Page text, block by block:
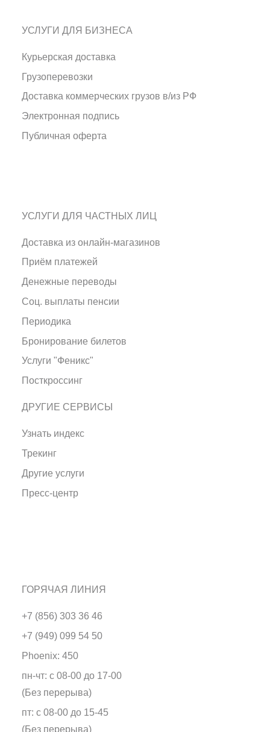
УСЛУГИ ДЛЯ БИЗНЕСА
Курьерская доставка
Грузоперевозки
Доставка коммерческих грузов в/из РФ
Электронная подпись
Публичная оферта
УСЛУГИ ДЛЯ ЧАСТНЫХ ЛИЦ
Доставка из онлайн-магазинов
Приём платежей
Денежные переводы
Соц. выплаты пенсии
Периодика
Бронирование билетов
Услуги "Феникс"
Посткроссинг
ДРУГИЕ СЕРВИСЫ
Узнать индекс
Трекинг
Другие услуги
Пресс-центр
ГОРЯЧАЯ ЛИНИЯ
+7 (856) 303 36 46
+7 (949) 099 54 50
Phoenix: 450
пн-чт: с 08-00 до 17-00
(Без перерыва)
пт: с 08-00 до 15-45
(Без перерыва)